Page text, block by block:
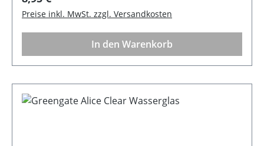
Breite 8,5 cm Farbe: Blau Pflege: Spülmaschinen
geeignet Serie: Alice
Preise inkl. MwSt. zzgl. Versandkosten
In den Warenkorb